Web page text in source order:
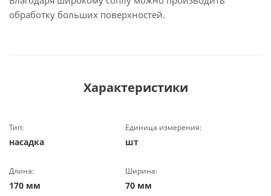
обработку больших поверхностей.
Характеристики
Тип:
насадка
Единица измерения:
шт
Длина:
170 мм
Ширина:
70 мм